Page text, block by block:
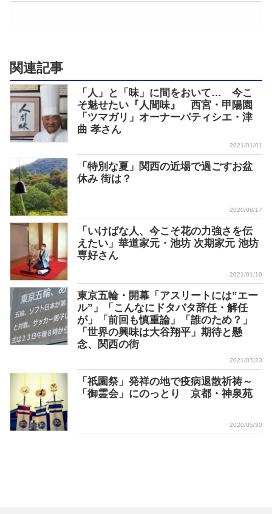
関連記事
「人」と「味」に間をおいて… 今こ
そ魅せたい『人間味』 西宮・甲陽園
「ツマガリ」オーナーパティシエ・津
曲 孝さん
2021/01/01
「特別な夏」関西の近場で過ごすお盆
休み 街は？
2020/08/17
「いけばな人、今こそ花の力強さを伝
えたい」華道家元・池坊 次期家元 池坊
専好さん
2021/01/10
東京五輪・開幕「アスリートには”エー
ル”」「こんなにドタバタ辞任・解任
が」「前回も慎重論」「誰のため？」
「世界の興味は大谷翔平」期待と懸
念、関西の街
2021/07/23
「祇園祭」発祥の地で疫病退散祈祷～
「御霊会」にのっとり 京都・神泉苑
2020/05/30